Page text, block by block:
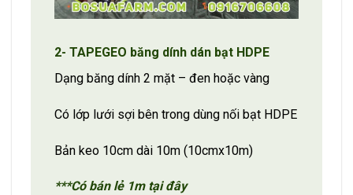
2- TAPEGEO băng dính dán bạt HDPE
Dạng băng dính 2 mặt – đen hoặc vàng
Có lớp lưới sợi bên trong dùng nối bạt HDPE
Bản keo 10cm dài 10m (10cmx10m)
***Có bán lẻ 1m tại đây